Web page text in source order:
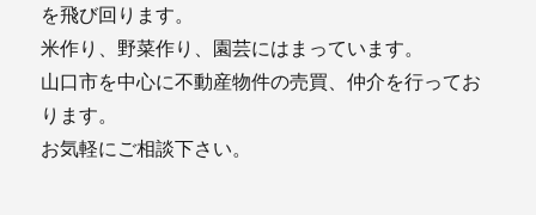
を飛び回ります。
米作り、野菜作り、園芸にはまっています。
山口市を中心に不動産物件の売買、仲介を行ってお
ります。
お気軽にご相談下さい。